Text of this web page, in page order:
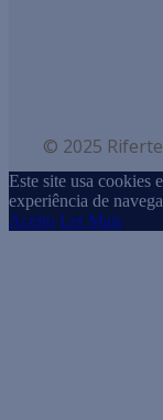
© 2025
Este site usa cookies
experiência de
Aceito Ler Mais